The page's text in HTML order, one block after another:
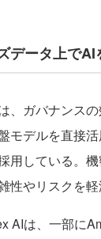
データ上でAI
、ガバナンス
モデルを直接
用している。
性やリスクを軽
AIは、一部に